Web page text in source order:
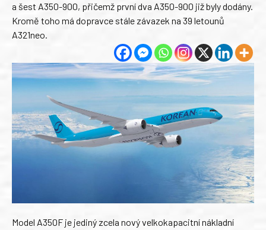
a šest A350-900, přičemž první dva A350-900 již byly dodány.
Kromě toho má dopravce stále závazek na 39 letounů
A321neo.
Model A350F je jediný zcela nový velkokapacitní nákladní